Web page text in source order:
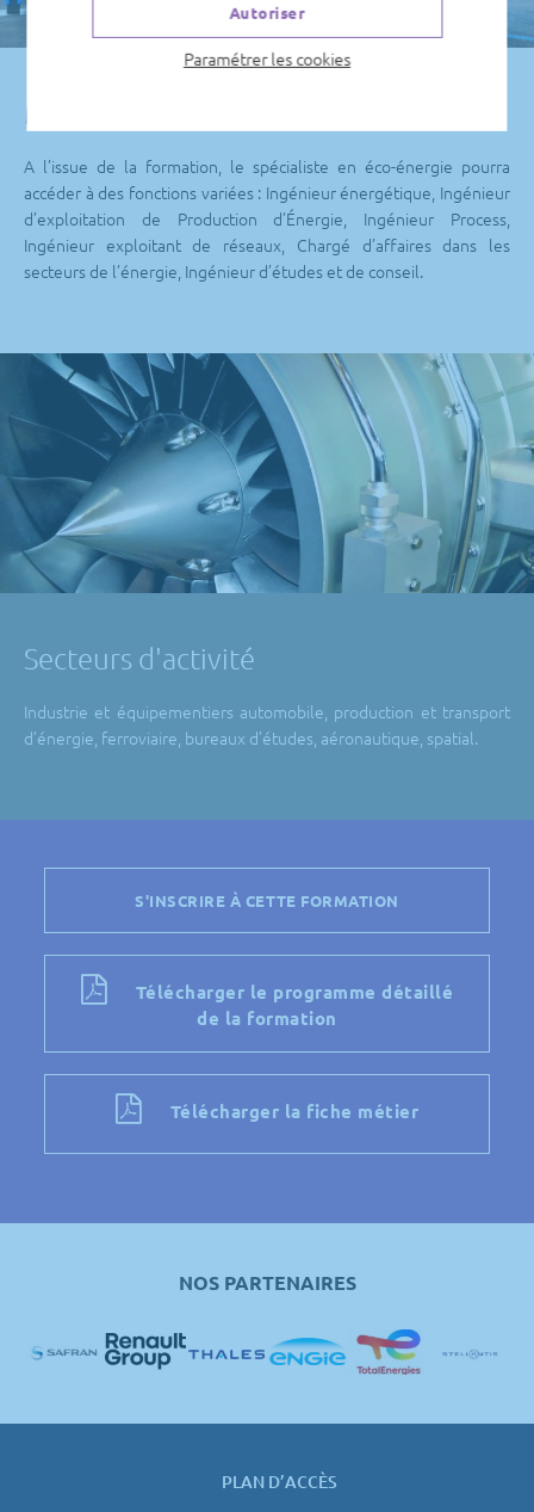
Autoriser
Paramétrer les cookies
Métiers visés
A l’issue de la formation, le spécialiste en éco-énergie pourra
accéder à des fonctions variées : Ingénieur énergétique, Ingénieur
d’exploitation de Production d’Énergie, Ingénieur Process,
Ingénieur exploitant de réseaux, Chargé d’affaires dans les
secteurs de l’énergie, Ingénieur d’études et de conseil.
Secteurs d'activité
Industrie et équipementiers automobile, production et transport
d’énergie, ferroviaire, bureaux d’études, aéronautique, spatial.
S'INSCRIRE À CETTE FORMATION
Télécharger le programme détaillé
de la formation
Télécharger la fiche métier
NOS PARTENAIRES
PLAN D’ACCÈS